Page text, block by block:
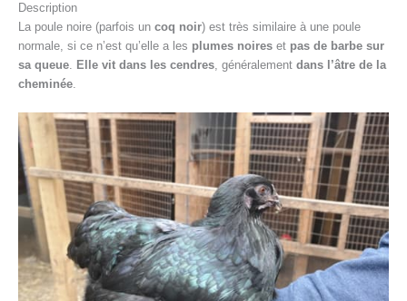
Description
La poule noire (parfois un coq noir) est très similaire à une poule
normale, si ce n’est qu’elle a les plumes noires et pas de barbe sur
sa queue. Elle vit dans les cendres, généralement dans l’âtre de la
cheminée.